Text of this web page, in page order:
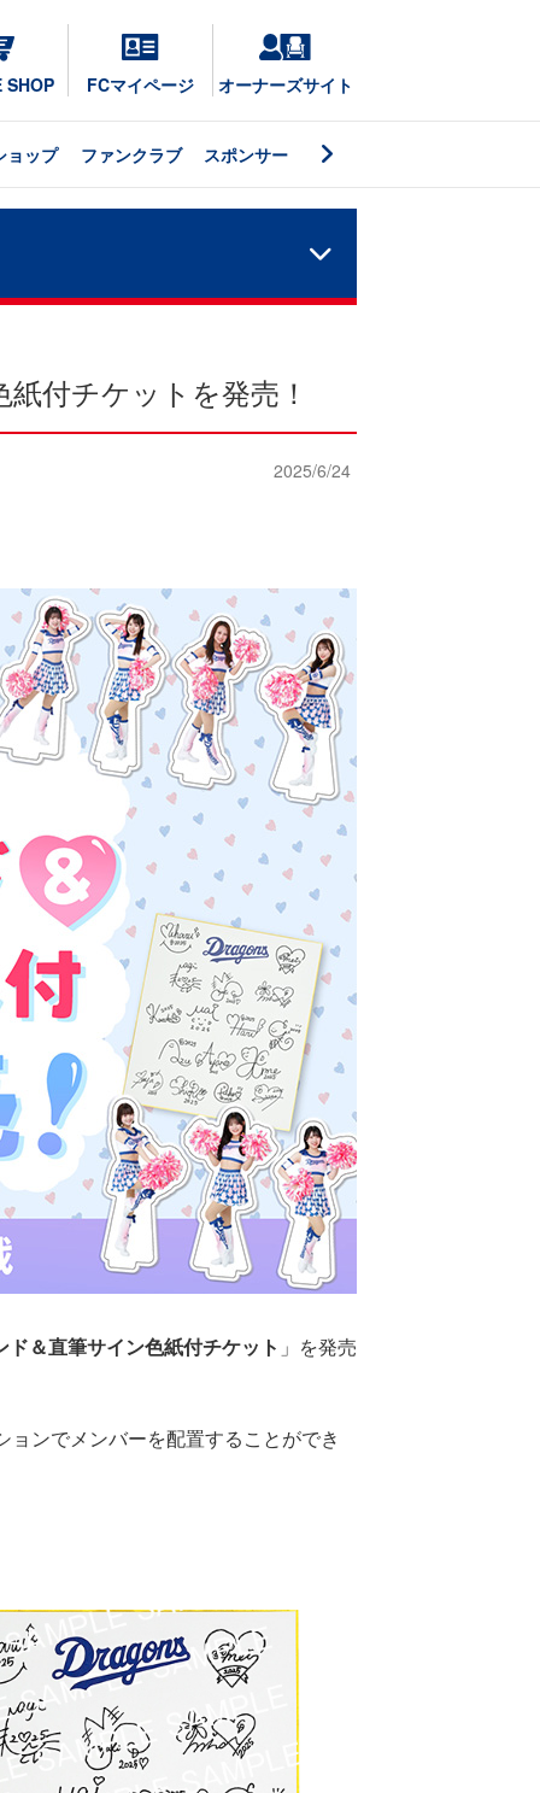
SHOP FCマイページ オーナーズサイト
ョップ ファンクラブ スポンサー
付チケットを発売！
2025/6/24
＆直筆サイン色紙付チケット 」を発売
ンでメンバーを配置することができ